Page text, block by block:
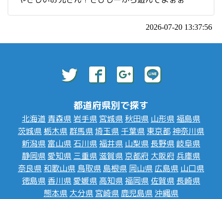
2026-07-20 13:37:56
都道府県別で探す
北海道 青森県 岩手県 宮城県 秋田県 山形県福島県
茨城県 栃木県群馬県埼玉県 千葉県 東京都神奈川県
新潟県 富山県 石川県福井県 山梨県 長野県 岐阜県
静岡県愛知県 三重県滋賀県 京都府 大阪府 兵庫県
奈良県 和歌山県 鳥取県 島根県 岡山県 広島県 山口県
徳島県 香川県愛媛県 高知県福岡県 佐賀県 長崎県
熊本県 大分県 宮崎県 鹿児島県 沖縄県